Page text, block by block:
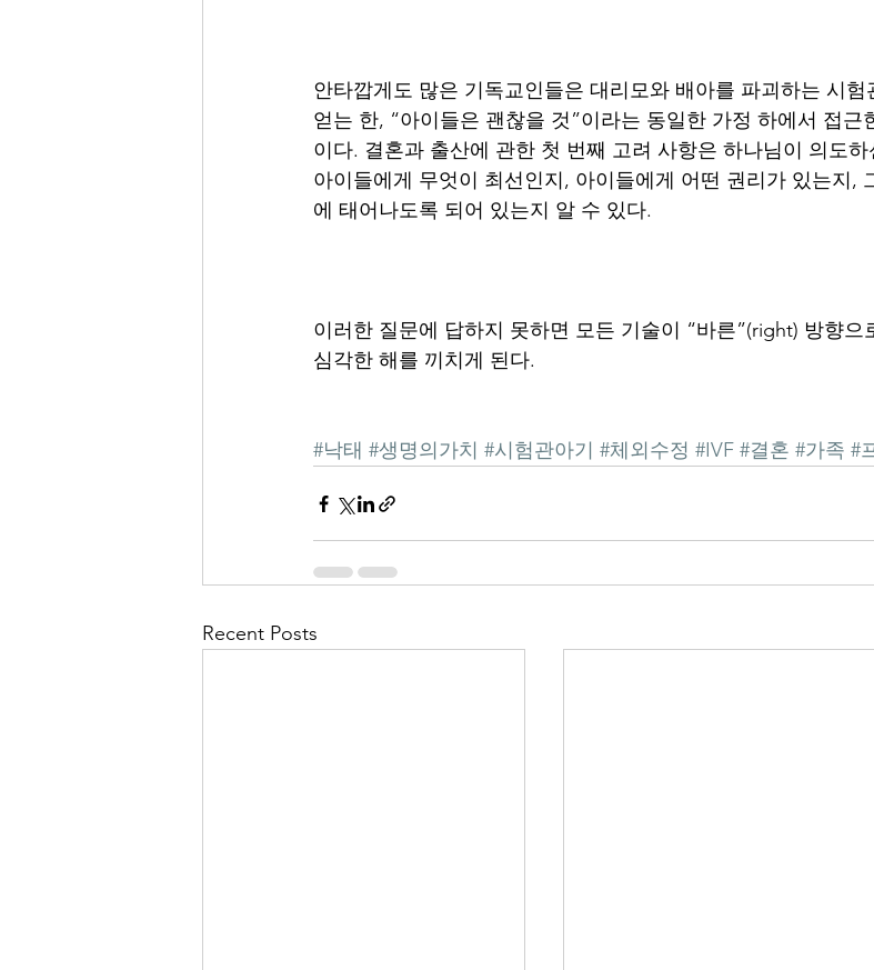
안타깝게도 많은 기독교인들은 대리모와 배아를 파괴하는 시
얻는 한, “아이들은 괜찮을 것”이라는 동일한 가정 하에서 접근
이다. 결혼과 출산에 관한 첫 번째 고려 사항은 하나님이 의도
아이들에게 무엇이 최선인지, 아이들에게 어떤 권리가 있는지,
에 태어나도록 되어 있는지 알 수 있다.
이러한 질문에 답하지 못하면 모든 기술이 “바른”(right) 방향으
심각한 해를 끼치게 된다.
#낙태 #생명의가치 #시험관아기 #체외수정 #IVF #결혼 #가족 #
Recent Posts